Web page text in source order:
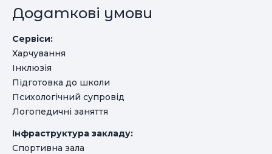
Додаткові умови
Сервіси:
Харчування
Інклюзія
Підготовка до школи
Психологічний супровід
Логопедичні заняття
Інфраструктура закладу:
Спортивна зала